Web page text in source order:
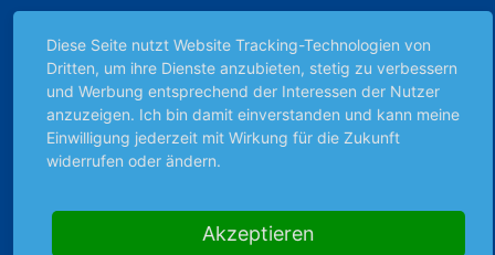
Börsengerüchte
Börsengespräche
Favoriten
Finanzpodcast
Thema der Woche
Themen & Börse
Diese Seite nutzt Website Tracking-Technologien von
Dritten, um ihre Dienste anzubieten, stetig zu verbessern
und Werbung entsprechend der Interessen der Nutzer
anzuzeigen. Ich bin damit einverstanden und kann meine
Einwilligung jederzeit mit Wirkung für die Zukunft
widerrufen oder ändern.
Akzeptieren